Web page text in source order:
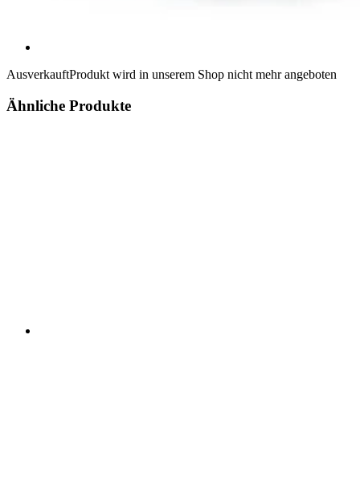
AusverkauftProdukt wird in unserem Shop nicht mehr angeboten
Ähnliche Produkte